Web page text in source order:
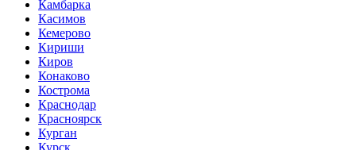
Камбарка
Касимов
Кемерово
Кириши
Киров
Конаково
Кострома
Краснодар
Красноярск
Курган